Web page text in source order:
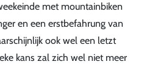
met mountainbiken
en een erstbefahrung van
ook wel een letzt
kans zal zich wel niet meer